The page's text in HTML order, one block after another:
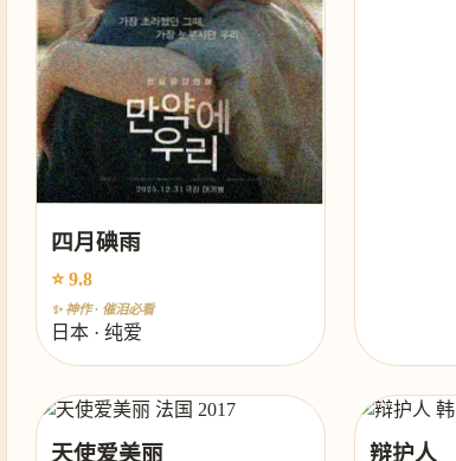
四月碘雨
⭐ 9.8
✨ 神作 · 催泪必看
日本 · 纯爱
天使爱美丽 辩护人